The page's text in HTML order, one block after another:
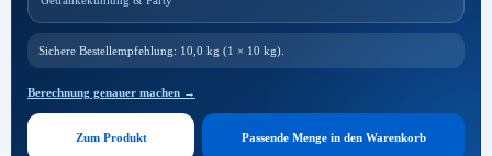
Sichere Bestellempfehlung: 10,0 kg (1 × 10 kg).
Berechnung genauer machen →
Zum Produkt Passende Menge in den Warenkorb